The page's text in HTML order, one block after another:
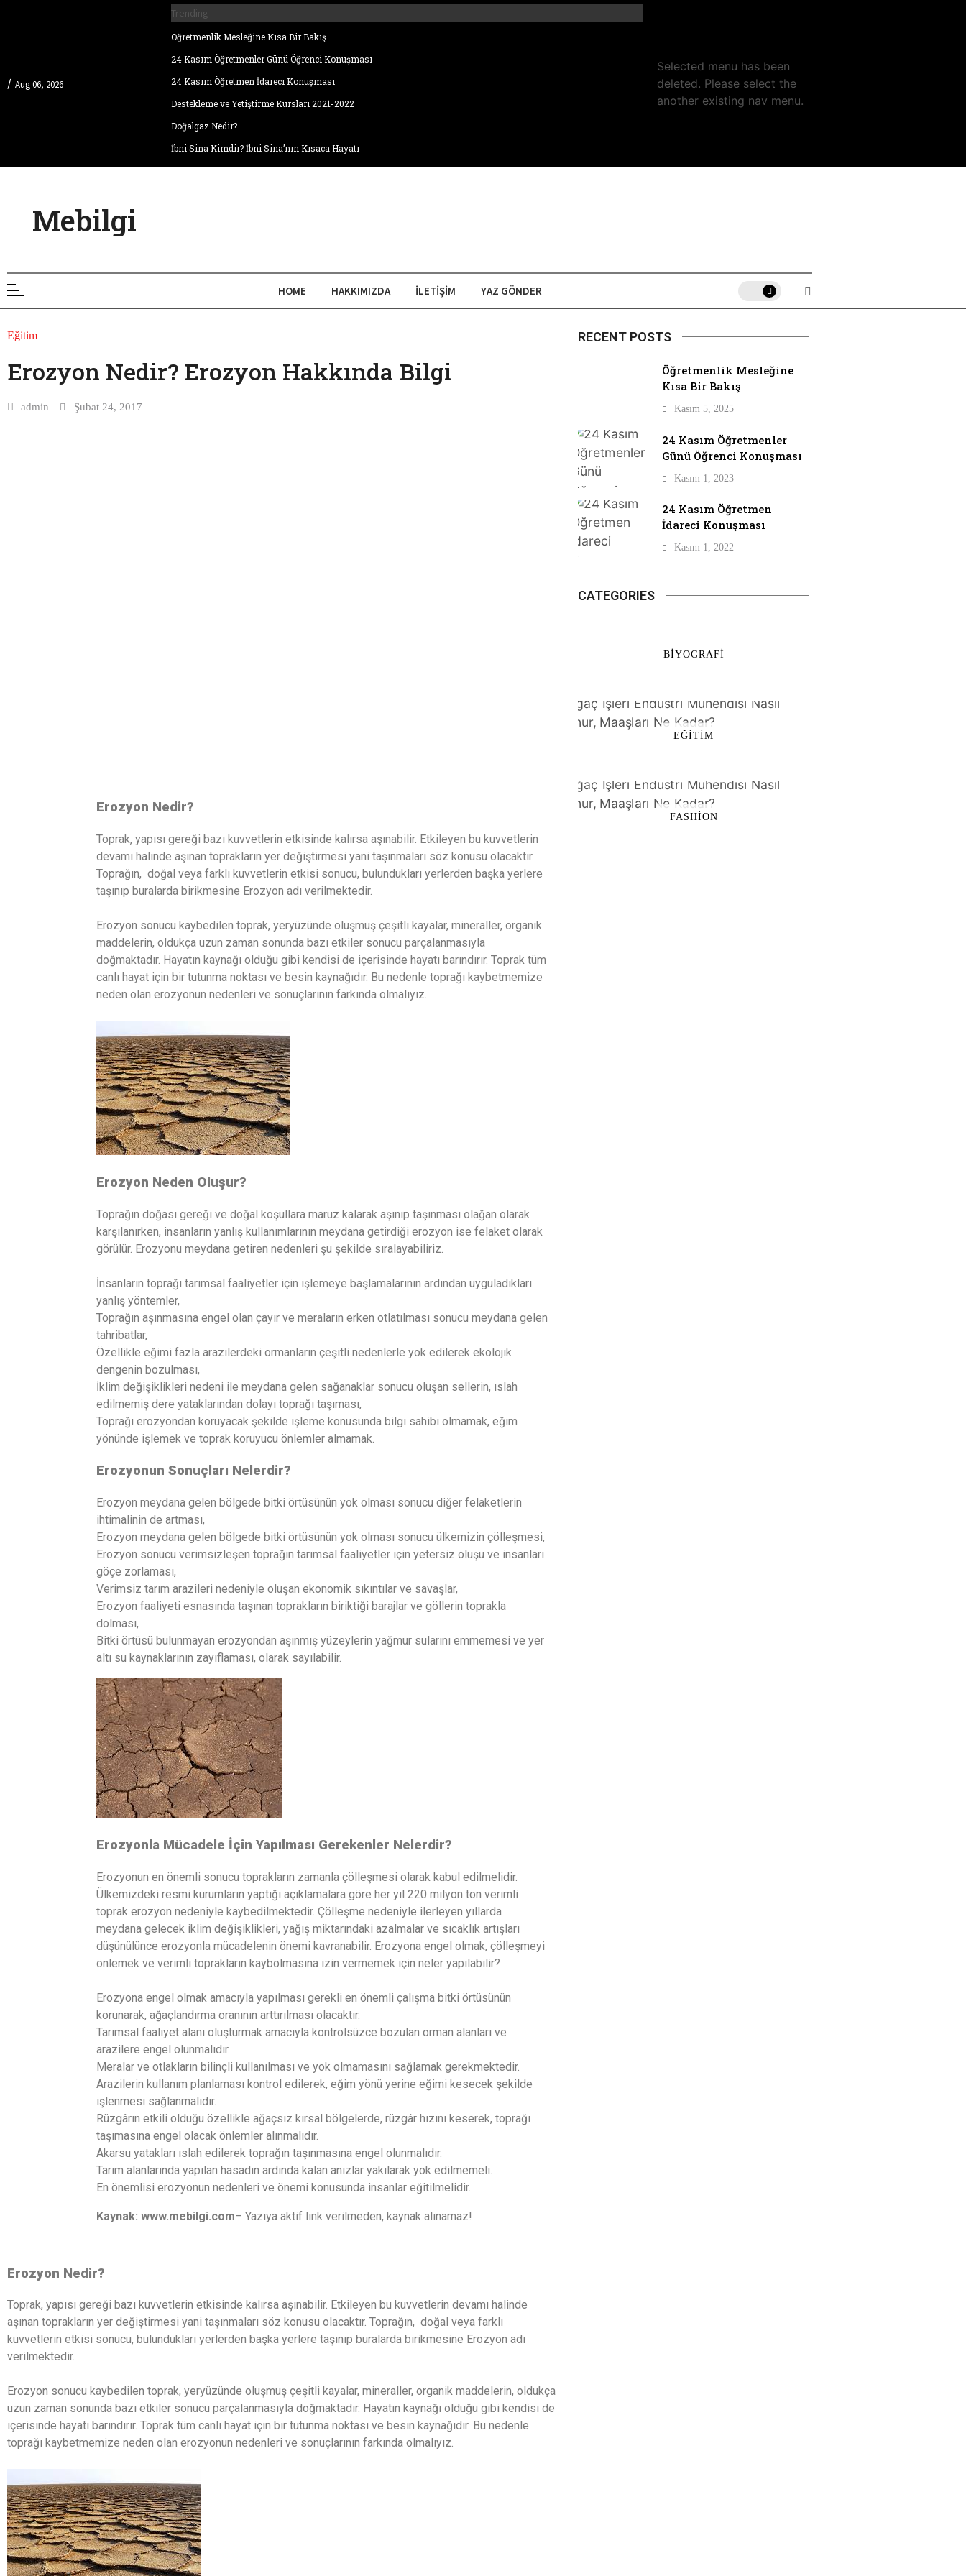
/ Aug 06, 2026
Trending
Öğretmenlik Mesleğine Kısa Bir Bakış
24 Kasım Öğretmenler Günü Öğrenci Konuşması
24 Kasım Öğretmen İdareci Konuşması
Destekleme ve Yetiştirme Kursları 2021-2022
Doğalgaz Nedir?
İbni Sina Kimdir? İbni Sina’nın Kısaca Hayatı
Selected menu has been
deleted. Please select the
another existing nav menu.
Mebilgi
HOME HAKKIMIZDA İLETIŞIM YAZ GÖNDER
Eğitim
Erozyon Nedir? Erozyon Hakkında Bilgi
admin Şubat 24, 2017
Erozyon Nedir?
Toprak, yapısı gereği bazı kuvvetlerin etkisinde kalırsa aşınabilir. Etkileyen bu kuvvetlerin
devamı halinde aşınan toprakların yer değiştirmesi yani taşınmaları söz konusu olacaktır.
Toprağın, doğal veya farklı kuvvetlerin etkisi sonucu, bulundukları yerlerden başka yerlere
taşınıp buralarda birikmesine Erozyon adı verilmektedir.
Erozyon sonucu kaybedilen toprak, yeryüzünde oluşmuş çeşitli kayalar, mineraller, organik
maddelerin, oldukça uzun zaman sonunda bazı etkiler sonucu parçalanmasıyla
doğmaktadır. Hayatın kaynağı olduğu gibi kendisi de içerisinde hayatı barındırır. Toprak tüm
canlı hayat için bir tutunma noktası ve besin kaynağıdır. Bu nedenle toprağı kaybetmemize
neden olan erozyonun nedenleri ve sonuçlarının farkında olmalıyız.
Erozyon Neden Oluşur?
Toprağın doğası gereği ve doğal koşullara maruz kalarak aşınıp taşınması olağan olarak
karşılanırken, insanların yanlış kullanımlarının meydana getirdiği erozyon ise felaket olarak
görülür. Erozyonu meydana getiren nedenleri şu şekilde sıralayabiliriz.
İnsanların toprağı tarımsal faaliyetler için işlemeye başlamalarının ardından uyguladıkları
yanlış yöntemler,
Toprağın aşınmasına engel olan çayır ve meraların erken otlatılması sonucu meydana gelen
tahribatlar,
Özellikle eğimi fazla arazilerdeki ormanların çeşitli nedenlerle yok edilerek ekolojik
dengenin bozulması,
İklim değişiklikleri nedeni ile meydana gelen sağanaklar sonucu oluşan sellerin, ıslah
edilmemiş dere yataklarından dolayı toprağı taşıması,
Toprağı erozyondan koruyacak şekilde işleme konusunda bilgi sahibi olmamak, eğim
yönünde işlemek ve toprak koruyucu önlemler almamak.
Erozyonun Sonuçları Nelerdir?
Erozyon meydana gelen bölgede bitki örtüsünün yok olması sonucu diğer felaketlerin
ihtimalinin de artması,
Erozyon meydana gelen bölgede bitki örtüsünün yok olması sonucu ülkemizin çölleşmesi,
Erozyon sonucu verimsizleşen toprağın tarımsal faaliyetler için yetersiz oluşu ve insanları
göçe zorlaması,
Verimsiz tarım arazileri nedeniyle oluşan ekonomik sıkıntılar ve savaşlar,
Erozyon faaliyeti esnasında taşınan toprakların biriktiği barajlar ve göllerin toprakla
dolması,
Bitki örtüsü bulunmayan erozyondan aşınmış yüzeylerin yağmur sularını emmemesi ve yer
altı su kaynaklarının zayıflaması, olarak sayılabilir.
Erozyonla Mücadele İçin Yapılması Gerekenler Nelerdir?
Erozyonun en önemli sonucu toprakların zamanla çölleşmesi olarak kabul edilmelidir.
Ülkemizdeki resmi kurumların yaptığı açıklamalara göre her yıl 220 milyon ton verimli
toprak erozyon nedeniyle kaybedilmektedir. Çölleşme nedeniyle ilerleyen yıllarda
meydana gelecek iklim değişiklikleri, yağış miktarındaki azalmalar ve sıcaklık artışları
düşünülünce erozyonla mücadelenin önemi kavranabilir. Erozyona engel olmak, çölleşmeyi
önlemek ve verimli toprakların kaybolmasına izin vermemek için neler yapılabilir?
Erozyona engel olmak amacıyla yapılması gerekli en önemli çalışma bitki örtüsünün
korunarak, ağaçlandırma oranının arttırılması olacaktır.
Tarımsal faaliyet alanı oluşturmak amacıyla kontrolsüzce bozulan orman alanları ve
arazilere engel olunmalıdır.
Meralar ve otlakların bilinçli kullanılması ve yok olmamasını sağlamak gerekmektedir.
Arazilerin kullanım planlaması kontrol edilerek, eğim yönü yerine eğimi kesecek şekilde
işlenmesi sağlanmalıdır.
Rüzgârın etkili olduğu özellikle ağaçsız kırsal bölgelerde, rüzgâr hızını keserek, toprağı
taşımasına engel olacak önlemler alınmalıdır.
Akarsu yatakları ıslah edilerek toprağın taşınmasına engel olunmalıdır.
Tarım alanlarında yapılan hasadın ardında kalan anızlar yakılarak yok edilmemeli.
En önemlisi erozyonun nedenleri ve önemi konusunda insanlar eğitilmelidir.
Kaynak: www.mebilgi.com– Yazıya aktif link verilmeden, kaynak alınamaz!
Erozyon Nedir?
Toprak, yapısı gereği bazı kuvvetlerin etkisinde kalırsa aşınabilir. Etkileyen bu kuvvetlerin devamı halinde
aşınan toprakların yer değiştirmesi yani taşınmaları söz konusu olacaktır. Toprağın, doğal veya farklı
kuvvetlerin etkisi sonucu, bulundukları yerlerden başka yerlere taşınıp buralarda birikmesine Erozyon adı
verilmektedir.
Erozyon sonucu kaybedilen toprak, yeryüzünde oluşmuş çeşitli kayalar, mineraller, organik maddelerin, oldukça
uzun zaman sonunda bazı etkiler sonucu parçalanmasıyla doğmaktadır. Hayatın kaynağı olduğu gibi kendisi de
içerisinde hayatı barındırır. Toprak tüm canlı hayat için bir tutunma noktası ve besin kaynağıdır. Bu nedenle
toprağı kaybetmemize neden olan erozyonun nedenleri ve sonuçlarının farkında olmalıyız.
RECENT POSTS
Öğretmenlik Mesleğine
Kısa Bir Bakış
Kasım 5, 2025
24 Kasım Öğretmenler
Günü Öğrenci Konuşması
Kasım 1, 2023
24 Kasım Öğretmen
İdareci Konuşması
Kasım 1, 2022
CATEGORIES
BIYOGRAFI
EĞITIM
FASHION